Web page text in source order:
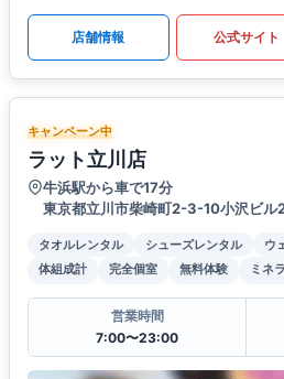
店舗情報 公式サイト
キャンペーン中
ラット立川店
牛浜駅から車で17分
東京都立川市柴崎町2-3-10小沢ビル
タオルレンタル シューズレンタル ウ
体組成計
完全個室 無料体験 ミネ
営業時間
7:00〜23:00